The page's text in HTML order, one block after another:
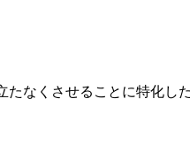
なくさせることに特化し